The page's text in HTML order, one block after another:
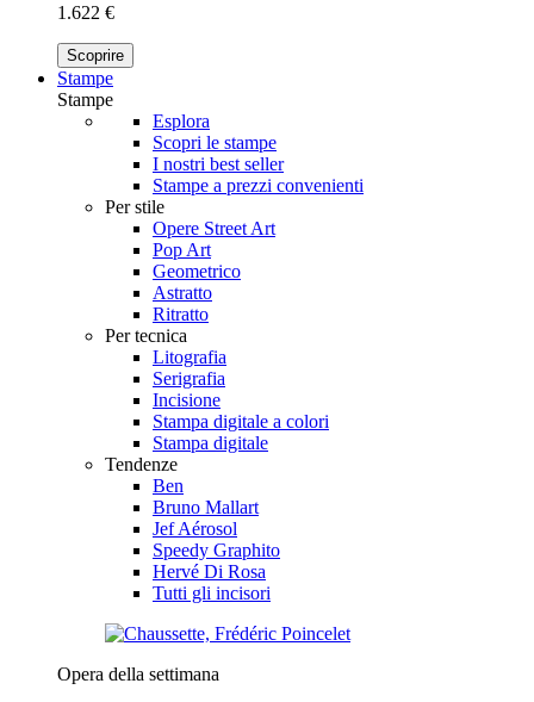
1.622 €
Scoprire
Stampe
Stampe
Esplora
Scopri le stampe
I nostri best seller
Stampe a prezzi convenienti
Per stile
Opere Street Art
Pop Art
Geometrico
Astratto
Ritratto
Per tecnica
Litografia
Serigrafia
Incisione
Stampa digitale a colori
Stampa digitale
Tendenze
Ben
Bruno Mallart
Jef Aérosol
Speedy Graphito
Hervé Di Rosa
Tutti gli incisori
Opera della settimana